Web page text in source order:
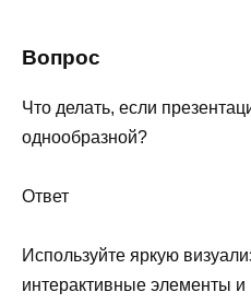
Вопрос
Что делать, если
однообразной?
Ответ
Используйте яркую
интерактивные элементы и